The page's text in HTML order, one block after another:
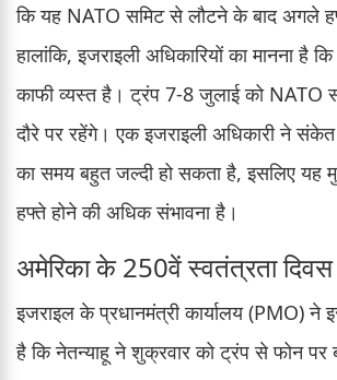
कि यह NATO समिट से लौटने के बाद अगले
हालांकि, इजराइली अधिकारियों का मानना है
काफी व्यस्त है। ट्रंप 7-8 जुलाई को NATO
दौरे पर रहेंगे। एक इजराइली अधिकारी ने
का समय बहुत जल्दी हो सकता है, इसलिए
हफ्ते होने की अधिक संभावना है।
अमेरिका के 250वें स्वतंत्रता दिवस
इजराइल के प्रधानमंत्री कार्यालय (PMO) ने
है कि नेतन्याहू ने शुक्रवार को ट्रंप से फोन पर